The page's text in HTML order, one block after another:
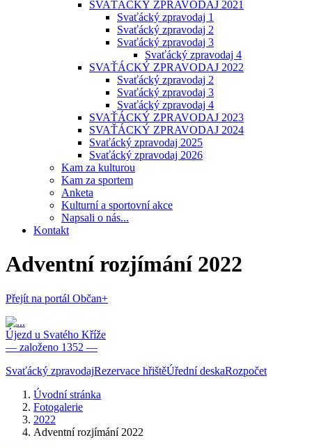
SVAŤÁCKÝ ZPRAVODAJ 2021
Svaťácký zpravodaj 1
Svaťácký zpravodaj 2
Svaťácký zpravodaj 3
Svaťácký zpravodaj 4
SVAŤÁCKÝ ZPRAVODAJ 2022
Svaťácký zpravodaj 2
Svaťácký zpravodaj 3
Svaťácký zpravodaj 4
SVAŤÁCKÝ ZPRAVODAJ 2023
SVAŤÁCKÝ ZPRAVODAJ 2024
Svaťácký zpravodaj 2025
Svaťácký zpravodaj 2026
Kam za kulturou
Kam za sportem
Anketa
Kulturní a sportovní akce
Napsali o nás...
Kontakt
Adventní rozjímání 2022
Přejít na portál Občan+
Újezd u Svatého Kříže
— založeno 1352 —
Svaťácký zpravodajRezervace hřištěÚřední deskaRozpočet
Úvodní stránka
Fotogalerie
2022
Adventní rozjímání 2022